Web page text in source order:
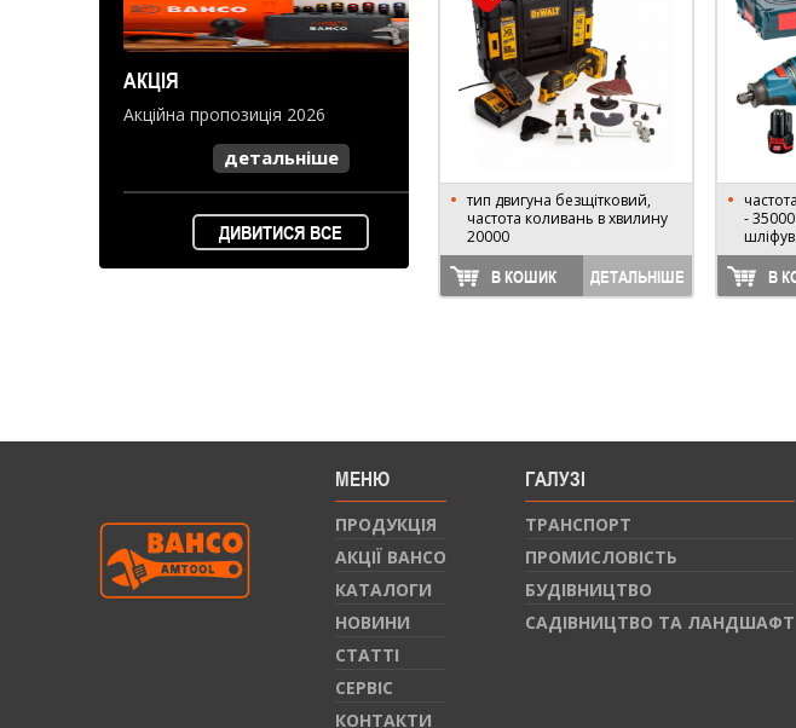
тип двигуна безщітковий,
частота коливань в хвилину
20000
В КОШИК ДЕТАЛЬНІШЕ
-
В
АКЦІЯ
Акційна пропозиція 2026
детальніше
ДИВИТИСЯ ВСЕ
МЕНЮ
ПРОДУКЦIЯ
АКЦІЇ BAHCO
КАТАЛОГИ
НОВИНИ
СТАТТI
СЕРВIС
КОНТАКТИ
ГАЛУЗІ
ТРАНСПОРТ
ПРОМИСЛОВІСТЬ
БУДІВНИЦТВО
САДІВНИЦТВО ТА ЛАНДШАФТ